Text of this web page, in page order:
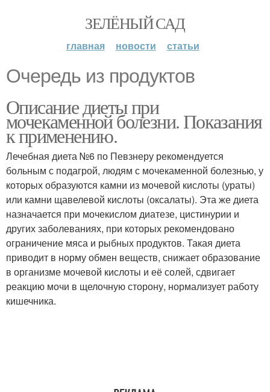
ЗЕЛЁНЫЙ САД
главная новости статьи
Очередь из продуктов
Описание диеты при
мочекаменной болезни. Показания
к применению.
Лечебная диета №6 по Певзнеру рекомендуется
больным с подагрой, людям с мочекаменной болезнью, у
которых образуются камни из мочевой кислоты (ураты)
или камни щавелевой кислоты (оксалаты). Эта же диета
назначается при мочекислом диатезе, цистинурии и
других заболеваниях, при которых рекомендовано
ограничение мяса и рыбных продуктов. Такая диета
приводит в норму обмен веществ, снижает образование
в организме мочевой кислоты и её солей, сдвигает
реакцию мочи в щелочную сторону, нормализует работу
кишечника.